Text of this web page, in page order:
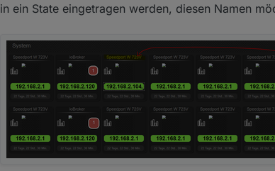
Gruß Oliver
Bei einem Widget kannst du den Namen als
in ein State eingetragen werden, diesen Namen